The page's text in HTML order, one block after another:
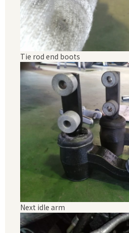
Tie rod end boots
Next idle arm